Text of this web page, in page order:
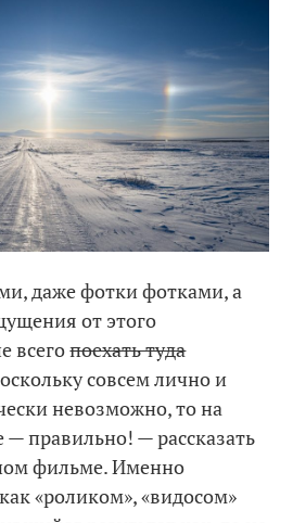
даже фотки фотками, а
от этого
всегопоехать туда
совсем лично и
невозможно, то на
правильно! — рассказать
фильме. Именно
«роликом», «видосом»